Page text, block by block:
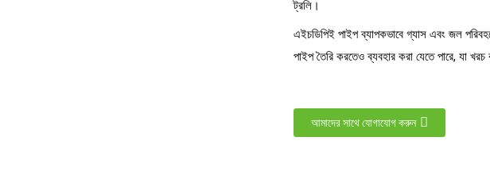
ট্রলি।
এইচডিপিই পাইপ ব্যাপকভাবে গ্যাস এবং জল
পাইপ তৈরি করতেও ব্যবহার করা যেতে পারে, যা
আমাদের সাথে যোগাযোগ করুন